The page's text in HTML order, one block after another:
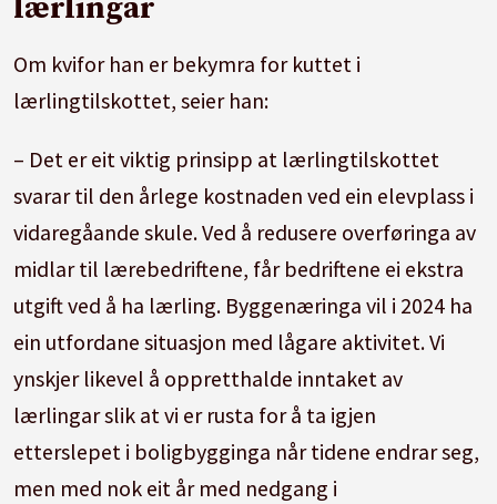
lærlingar
Om kvifor han er bekymra for kuttet i
lærlingtilskottet, seier han:
– Det er eit viktig prinsipp at lærlingtilskottet
svarar til den årlege kostnaden ved ein elevplass i
vidaregåande skule. Ved å redusere overføringa av
midlar til lærebedriftene, får bedriftene ei ekstra
utgift ved å ha lærling. Byggenæringa vil i 2024 ha
ein utfordane situasjon med lågare aktivitet. Vi
ynskjer likevel å oppretthalde inntaket av
lærlingar slik at vi er rusta for å ta igjen
etterslepet i boligbygginga når tidene endrar seg,
men med nok eit år med nedgang i